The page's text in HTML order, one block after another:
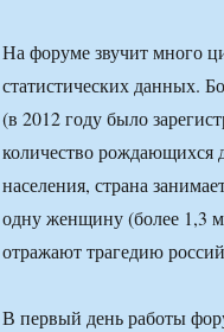
На форуме звучит много
статистических данных.
(в 2012 году было
количество рождающихся
населения, страна
одну женщину (более 1,3
отражают трагедию
В первый день работы